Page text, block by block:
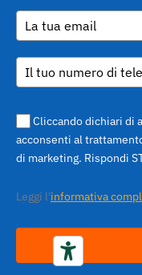
srl - VAT no.
Via Croce Rossa 1/C -
Tutto quello
Le tue preferenze relative alla privacy
Cliccando dichiari di
acconsenti al
di marketing. Rispondi
Leggi l'informativa